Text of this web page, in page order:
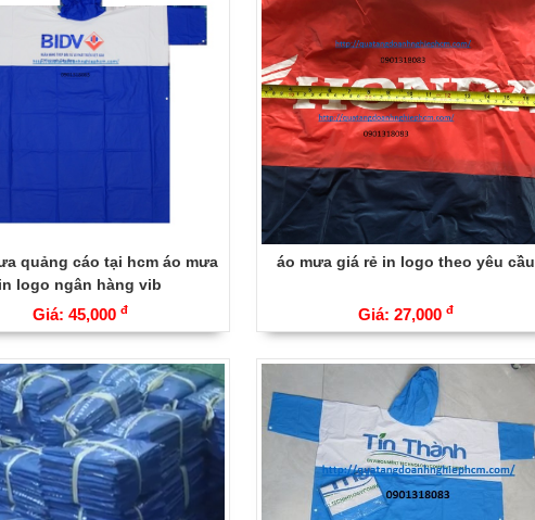
quảng cáo tại hcm áo mưa
in logo ngân hàng vib
Giá: 45,000 đ
áo mưa giá rẻ in logo theo yêu cầu
Giá: 27,000 đ